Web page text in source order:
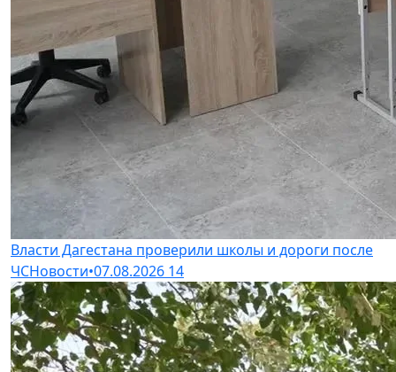
Власти Дагестана проверили школы и дороги после
ЧСНовости•07.08.2026 14